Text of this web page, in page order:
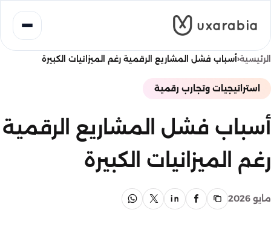
المحتوى
الرئيسية‹أسباب فشل المشاريع الرقمية رغم الميزانيات الكبيرة
استراتيجيات وتجارب رقمية
أسباب فشل المشاريع الرقمية
رغم الميزانيات الكبيرة
مايو 2026